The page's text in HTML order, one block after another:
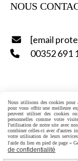
NOUS
 [email
 00352 691
Toute
contenus du
préalable
Conditions
Nous utilisons des cookies pour
pour vous offrir une meilleure
peuvent utiliser des cookies
personnelles comme votre
l'utilisation de notre site avec
combiner celles-ci avec d'autres
votre utilisation de leurs
l'aide du lien en pied de page «
de confidentialité